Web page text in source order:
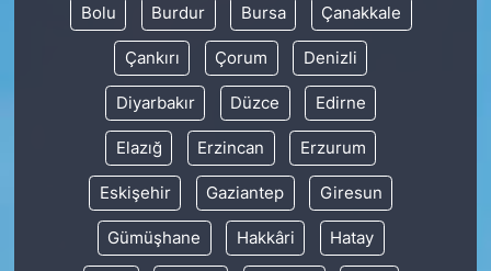
Bolu Burdur Bursa Çanakkale
Çankırı Çorum Denizli
Diyarbakır Düzce Edirne
Elazığ Erzincan Erzurum
Eskişehir Gaziantep Giresun
Gümüşhane Hakkâri Hatay